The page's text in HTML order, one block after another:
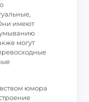
имеют
могут
юмора